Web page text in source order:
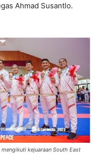
Ahmad Susantlo.
kejuaraan South East